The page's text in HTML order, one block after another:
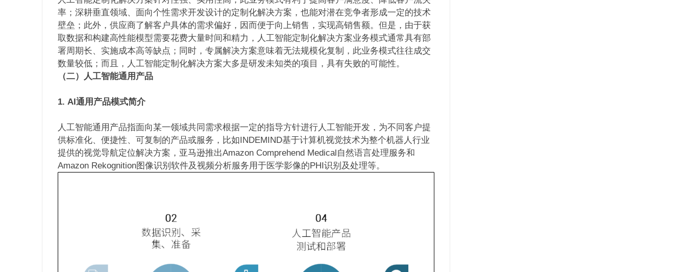
率；深耕垂直领域、面向个性需求开发设计的定制化解决方案，也能对潜在竞争者形成一定的技术
壁垒；此外，供应商了解客户具体的需求偏好，因而便于向上销售，实现高销售额。但是，由于获
取数据和构建高性能模型需要花费大量时间和精力，人工智能定制化解决方案业务模式通常具有部
署周期长、实施成本高等缺点；同时，专属解决方案意味着无法规模化复制，此业务模式往往成交
数量较低；而且，人工智能定制化解决方案大多是研发未知类的项目，具有失败的可能性。
（二）
人工智能通用产品
1. AI通用产品模式简介
人工智能通用产品指面向某一领域共同需求根据一定的指导方针进行人工智能开发，为不同客户提
供标准化、便捷性、可复制的产品或服务，比如INDEMIND基于计算机视觉技术为整个机器人行业
提供的视觉导航定位解决方案，亚马逊推出Amazon Comprehend Medical自然语言处理服务和
Amazon Rekognition图像识别软件及视频分析服务用于医学影像的PHI识别及处理等。